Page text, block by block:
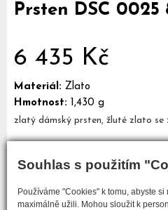
Souhlas s použitím
Používáme "Cookies" k tomu, abyste
maximálně užili. Mohou sloužit k
Prsten DSC 0025
6 435 Kč
Materiál: Zlato
Hmotnost: 1,430 g
zlatý dámský prsten, žluté zlato se
Mám zájem o tento šperk